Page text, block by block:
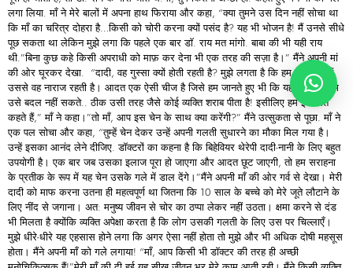
लगा लिया. माँ ने मेरे बालों में अपना हाथ फिराया और कहा, “क्या तुमने उस दिन नहीं सोचा था
कि माँ का चरित्र दोहरा है…किसी को चोरी करना क्यों पसंद है? यह भी भोजन है! मैं उनसे सीधे
पूछ सकता था लेकिन मुझे लगा कि पहले एक बार डाॅ. राय मत मांगो. बाबा की भी यही राय
थी.”बिना कुछ कहे किसी अपराधी को माफ़ कर देना भी एक तरह की सज़ा है।” मैंने अपनी मां
की ओर घूरकर देखा. “दादी, वह गुस्सा क्यों होती रहती है? मुझे लगता है कि हम जो करते हैं
उससे वह नाराज रहती है। आदत एक ऐसी चीज है जिसे हम जानते हुए भी कि यह गलत है, हम
उसे बदल नहीं सकते.. ठीक उसी तरह जैसे कोई व्यक्ति शराब पीता है! इसीलिए हम इसे लत
कहते हैं,” माँ ने कहा।”तो माँ, आप इस चेन के साथ क्या करेंगी?” मैंने उत्सुकता से पूछा. माँ ने
एक पल सोचा और कहा, “तुम्हें चेन देकर उन्हें अपनी गलती सुधारने का मौका मिल गया है।
उन्हें इसका आनंद लेने दीजिए. डॉक्टरों का कहना है कि बिहेवियर थेरेपी दादी-नानी के लिए बहुत
उपयोगी है। एक बार जब उसका इलाज पूरा हो जाएगा और आदत छूट जाएगी, तो हम सराहना
के प्रतीक के रूप में यह चेन उसके गले में डाल देंगे।”मैंने अपनी माँ की ओर गर्व से देखा। मेरी
दादी को माफ करना उतना ही महत्वपूर्ण था जितना कि 10 साल के बच्चे को मेरे जूते लौटाने के
लिए नींद से जगाना। अत: मनुष्य जीवन से चोर का ठप्पा लेकर नहीं उठता। क्षमा करने से दंड
भी मिलता है क्योंकि व्यक्ति अपेक्षा करता है कि लोग उसकी गलती के लिए उस पर चिल्लाएँ।
मुझे धीरे-धीरे यह एहसास होने लगा कि अगर ऐसा नहीं होता तो मुझे और भी अधिक दोषी महसूस
होता। मैंने अपनी माँ को गले लगाया! “माँ, आप किसी भी डॉक्टर की तरह ही अच्छी